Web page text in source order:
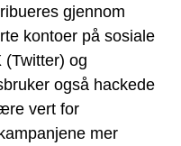
gjennom
kontoer på sosiale
(Twitter) og
også hackede
vert for
mer